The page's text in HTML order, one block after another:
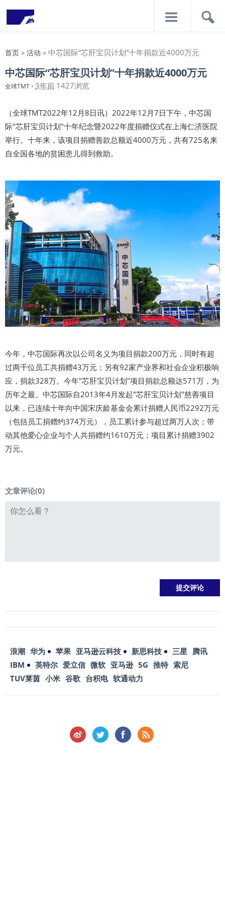
首页 » 活动 » 中芯国际“芯肝宝贝计划”十年捐款近4000万元
中芯国际“芯肝宝贝计划”十年捐款近4000万元
全球TMT • 3年前 1427浏览
（全球TMT2022年12月8日讯）2022年12月7日下午，中芯国
际"芯肝宝贝计划"十年纪念暨2022年度捐赠仪式在上海仁济医院
举行。十年来，该项目捐赠善款总额近4000万元，共有725名来
自全国各地的贫困患儿得到救助。
今年，中芯国际再次以公司名义为项目捐款200万元，同时有超
过两千位员工共捐赠43万元；另有92家产业界和社会企业积极响
应，捐款328万。今年"芯肝宝贝计划"项目捐款总额达571万，为
历年之最。中芯国际自2013年4月发起"芯肝宝贝计划"慈善项目
以来，已连续十年向中国宋庆龄基金会累计捐赠人民币2292万元
（包括员工捐赠约374万元），员工累计参与超过两万人次；带
动其他爱心企业与个人共捐赠约1610万元；项目累计捐赠3902
万元。
文章评论(0)
浪潮 华为 苹果 亚马逊云科技 新思科技 三星 腾讯
IBM
英特尔 爱立信 微软 亚马逊 5G 推特 索尼
TUV莱茵 小米 谷歌 台积电 软通动力